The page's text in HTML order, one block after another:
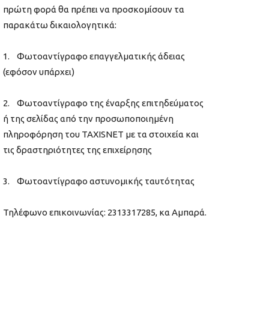
πρώτη φορά θα πρέπει να προσκομίσουν τα
παρακάτω δικαιολογητικά:
1. Φωτοαντίγραφο επαγγελματικής άδειας
(εφόσον υπάρχει)
2. Φωτοαντίγραφο της έναρξης επιτηδεύματος
ή της σελίδας από την προσωποποιημένη
πληροφόρηση του TAXISNET με τα στοιχεία και
τις δραστηριότητες της επιχείρησης
3. Φωτοαντίγραφο αστυνομικής ταυτότητας
Τηλέφωνο επικοινωνίας: 2313317285, κα Αμπαρά.